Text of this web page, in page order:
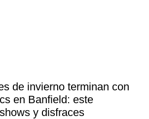
de invierno terminan con
en Banfield: este
y disfraces